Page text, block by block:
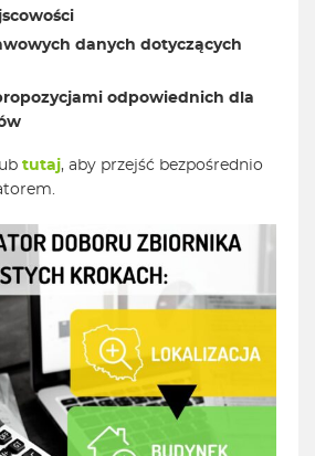
danych dotyczących
odpowiednich dla
tutaj, aby przejść bezpośrednio